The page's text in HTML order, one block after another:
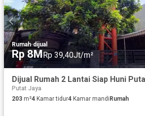
Rumah·dijual
Rp 8MRp 39,40Jt/m²
Putat Jaya
203 m²4 Kamar tidur4 Kamar mandi Rumah